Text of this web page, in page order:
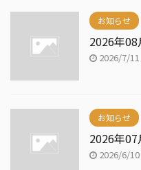
お知らせ
2026年08
2026/7/11
お知らせ
2026年07
2026/6/10